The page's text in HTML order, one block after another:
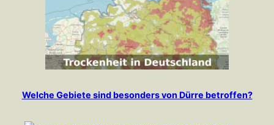
Welche Gebiete sind besonders von Dürre betroffen?